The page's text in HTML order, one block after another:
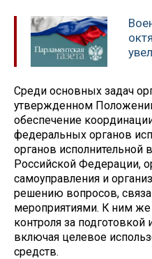
Среди основных задач
утвержденном
обеспечение
федеральных органов
органов исполнительной
Российской Федерации,
самоуправления и
решению вопросов,
мероприятиями. К ним же
контроля за
включая целевое
средств.